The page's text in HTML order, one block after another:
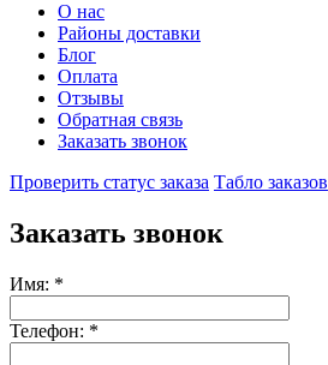
О нас
Районы доставки
Блог
Оплата
Отзывы
Обратная связь
Заказать звонок
Проверить статус заказа Табло заказов
Заказать звонок
Имя: *
Телефон: *